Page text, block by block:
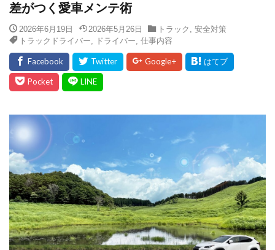
差がつく愛車メンテ術
2026年6月19日 2026年5月26日 トラック
安全対策
トラックドライバー
ドライバー 仕事内容